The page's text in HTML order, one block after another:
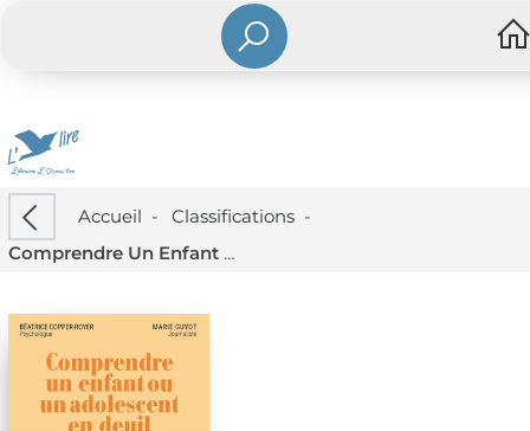
Accueil - Classifications-
Comprendre Un Enfant Ou Un Adolescent En Deuil : L'aider Dans La Complexite De Ses Emotions A La Mort D'un Proche